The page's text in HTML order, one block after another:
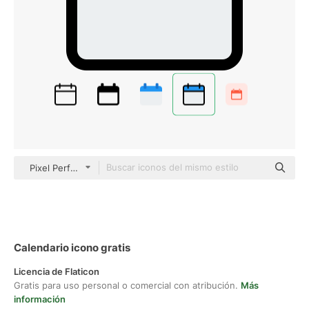
Pixel Perfect Lineal Color
Calendario icono gratis
Licencia de Flaticon
Gratis para uso personal o comercial con atribución. Más
información